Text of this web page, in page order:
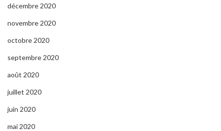
décembre 2020
novembre 2020
octobre 2020
septembre 2020
août 2020
juillet 2020
juin 2020
mai 2020